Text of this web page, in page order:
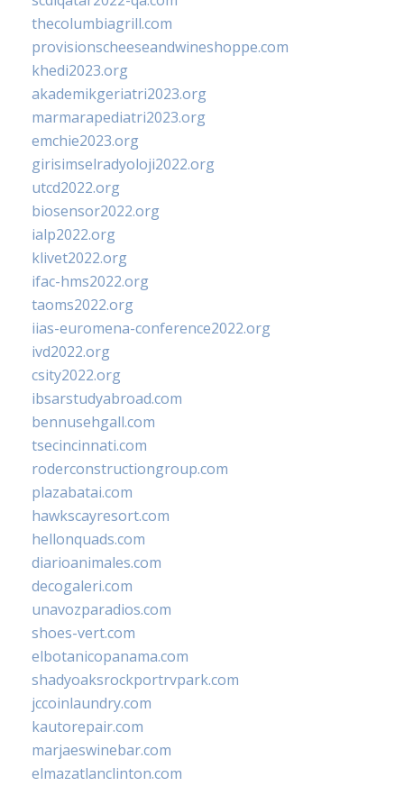
thecolumbiagrill.com
provisionscheeseandwineshoppe.com
khedi2023.org
akademikgeriatri2023.org
marmarapediatri2023.org
emchie2023.org
girisimselradyoloji2022.org
utcd2022.org
biosensor2022.org
ialp2022.org
klivet2022.org
ifac-hms2022.org
taoms2022.org
iias-euromena-conference2022.org
ivd2022.org
csity2022.org
ibsarstudyabroad.com
bennusehgall.com
tsecincinnati.com
roderconstructiongroup.com
plazabatai.com
hawkscayresort.com
hellonquads.com
diarioanimales.com
decogaleri.com
unavozparadios.com
shoes-vert.com
elbotanicopanama.com
shadyoaksrockportrvpark.com
jccoinlaundry.com
kautorepair.com
marjaeswinebar.com
elmazatlanclinton.com